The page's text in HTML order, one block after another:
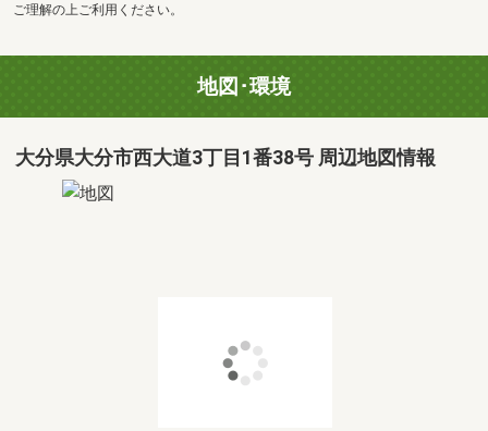
ご理解の上ご利用ください。
地図･環境
大分県大分市西大道3丁目1番38号 周辺地図情報